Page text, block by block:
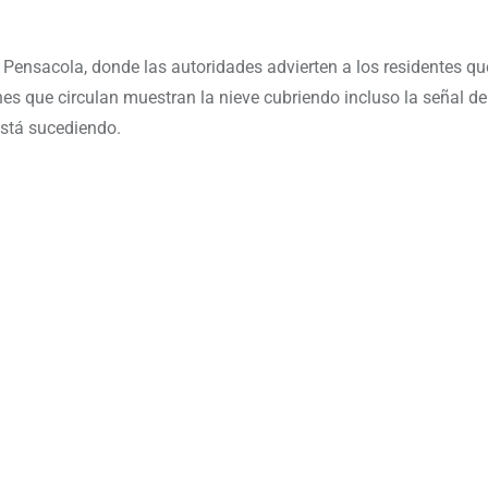
donde las autoridades advierten a los residentes
que circulan muestran la nieve cubriendo incluso la señal de
sucediendo.